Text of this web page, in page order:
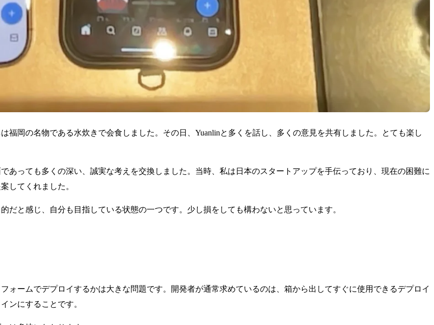
福岡の名物である水炊きで会食しました。その日、Yuanlinと多くを話し、多くの意見を共有しました。とても楽し
あっても多くの深い、誠実な考えを交換しました。当時、私は日本のスタートアップを手伝っており、現在の困難に
してくれました。
だと感じ、自分も目指している状態の一つです。少し損をしても構わないと思っています。
ォームでデプロイするかは大きな問題です。開発者が通常求めているのは、箱から出してすぐに使用できるデプロイ
ンにすることです。